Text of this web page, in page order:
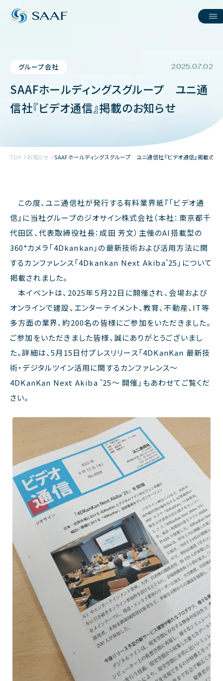
グループ会社 2025.07.02
SAAFホールディングスグループ ユニ通
信社『ビデオ通信』掲載のお知らせ
TOP お知らせ SAAFホールディングスグループ ユニ通信社『ビデオ通信』掲載のお
この度、 ユニ通信社が発行する有料業界紙『「ビデオ通
信』に当社グループのジオサイン株式会社（本社：東京都千
代田区、 代表取締役社長：成田 芳文）主催のAI搭載型の
360°カメラ「4Dkankan」の最新技術および活用方法に関
するカンファレンス「4Dkankan Next Akiba’25」について
掲載されました。
本イベントは、2025年５月22日に開催され、会場および
オンラインで建設、エンターテイメント、教育、不動産、IT等
多方面の業界、約200名の皆様にご参加をいただきました。
ご参加をいただきました皆様、誠にありがとうございまし
た。詳細は、5月15日付プレスリリース「4DKanKan 最新技
術・デジタルツイン活用に関するカンファレンス～
4DKanKan Next Akiba '25～ 開催」もあわせてご覧くだ
さい。